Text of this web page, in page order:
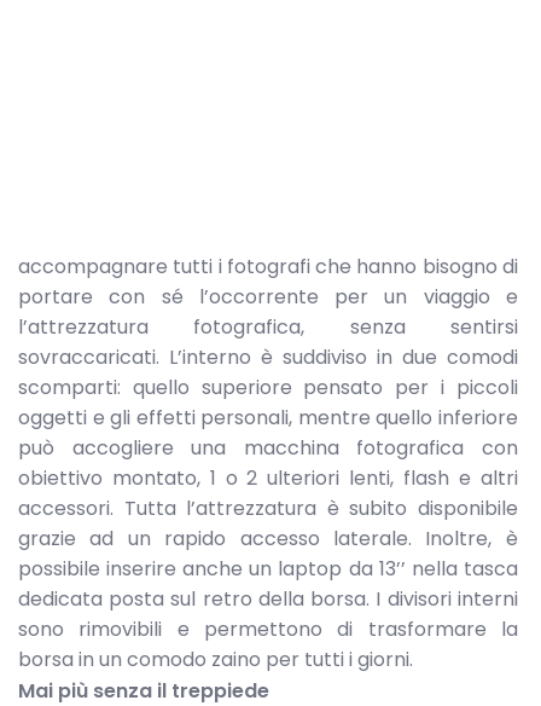
accompagnare tutti i fotografi che hanno bisogno di
portare con sé l’occorrente per un viaggio e
l’attrezzatura fotografica, senza sentirsi
sovraccaricati. L’interno è suddiviso in due comodi
scomparti: quello superiore pensato per i piccoli
oggetti e gli effetti personali, mentre quello inferiore
può accogliere una macchina fotografica con
obiettivo montato, 1 o 2 ulteriori lenti, flash e altri
accessori. Tutta l’attrezzatura è subito disponibile
grazie ad un rapido accesso laterale. Inoltre, è
possibile inserire anche un laptop da 13’’ nella tasca
dedicata posta sul retro della borsa. I divisori interni
sono rimovibili e permettono di trasformare la
borsa in un comodo zaino per tutti i giorni.
Mai più senza il treppiede